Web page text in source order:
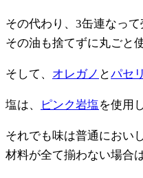
その代わり、3缶連なっ
その油も捨てずに丸ごと
そして、 オレガノ とパセリ
塩は、 ピンク岩塩を使用
それでも味は普通におい
材料が全て揃わない場合